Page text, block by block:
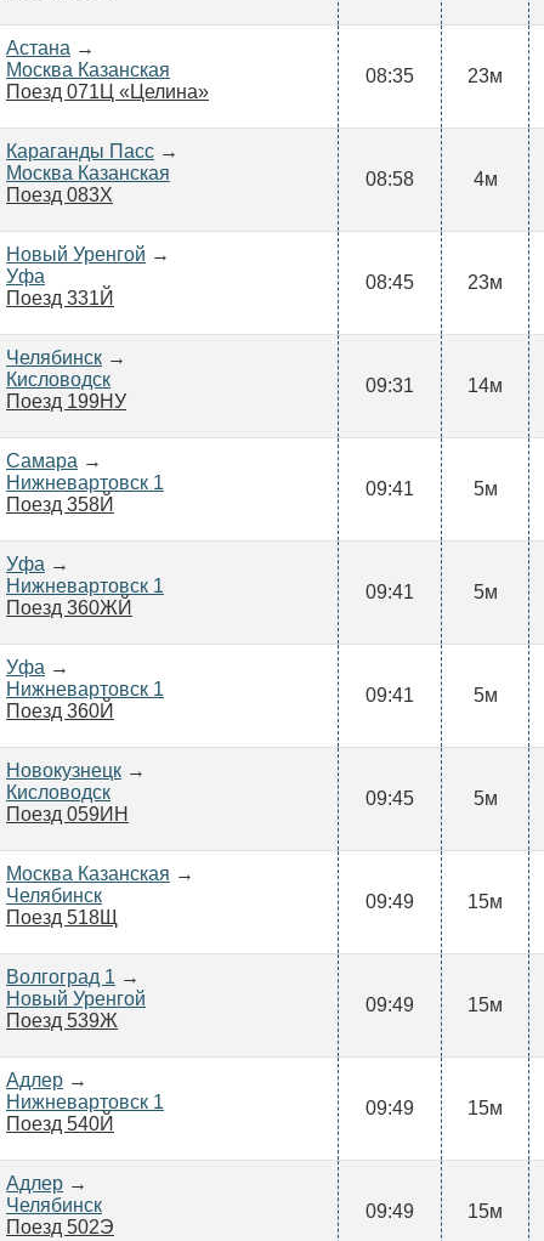
Астана →
Москва Казанская
Поезд 071Ц «Целина»
08:35 23м
Караганды Пасс →
Москва Казанская
Поезд 083Х
08:58 4м
Новый Уренгой →
Уфа
Поезд 331Й
08:45 23м
Челябинск →
Кисловодск
Поезд 199НУ
09:31 14м
Самара →
Нижневартовск 1
Поезд 358Й
09:41 5м
Уфа →
Нижневартовск 1
Поезд 360ЖЙ
09:41 5м
Уфа →
Нижневартовск 1
Поезд 360Й
09:41 5м
Новокузнецк →
Кисловодск
Поезд 059ИН
09:45 5м
Москва Казанская →
Челябинск
Поезд 518Щ
09:49 15м
Волгоград 1 →
Новый Уренгой
Поезд 539Ж
09:49 15м
Адлер →
Нижневартовск 1
Поезд 540Й
09:49 15м
Адлер →
Челябинск
Поезд 502Э
09:49 15м